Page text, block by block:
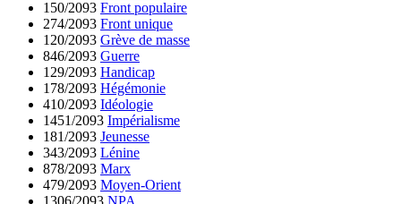
150/2093 Front populaire
274/2093 Front unique
120/2093 Grève de masse
846/2093 Guerre
129/2093 Handicap
178/2093 Hégémonie
410/2093 Idéologie
1451/2093 Impérialisme
181/2093 Jeunesse
343/2093 Lénine
878/2093 Marx
479/2093 Moyen-Orient
1306/2093 NPA